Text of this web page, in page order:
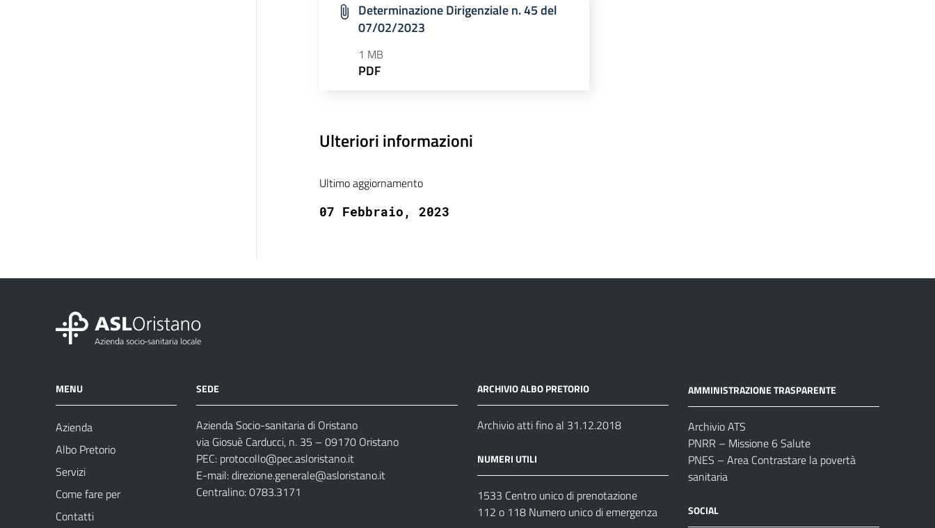
Determinazione Dirigenziale n. 45 del
07/02/2023
1 MB
PDF
Ulteriori informazioni
Ultimo aggiornamento
07 Febbraio, 2023
MENU
Azienda
Albo Pretorio
Servizi
Come fare per
Contatti
SEDE
Azienda Socio-sanitaria di Oristano
via Giosuè Carducci, n. 35 – 09170 Oristano
PEC: protocollo@pec.asloristano.it
E-mail:direzione.generale@asloristano.it
Centralino: 0783.3171
ARCHIVIO ALBO PRETORIO
Archivio atti fino al 31.12.2018
NUMERI UTILI
1533 Centro unico di prenotazione
112 o 118 Numero unico di emergenza
AMMINISTRAZIONE TRASPARENTE
Archivio ATS
PNRR – Missione 6 Salute
PNES – Area Contrastare la povertà
sanitaria
SOCIAL